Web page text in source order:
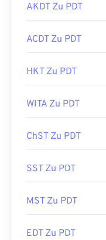
AKDT Zu PDT
ACDT Zu PDT
HKT Zu PDT
WITA Zu PDT
ChST Zu PDT
SST Zu PDT
MST Zu PDT
EDT Zu PDT